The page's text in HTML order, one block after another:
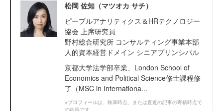
松岡 佐知（マツオカ サチ）
ピープルアナリティクス＆HRテクノロジー
協会 上席研究員
野村総合研究所 コンサルティング事業本部
人的資本経営ドメイン シニアプリンシパル
京都大学法学部卒業、London School of
Economics and Political Science修士課程修
了（MSC in Internationa...
※プロフィールは、執筆時点、または直近の記事の寄稿時点で